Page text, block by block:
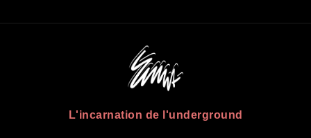
L'incarnation de l'underground